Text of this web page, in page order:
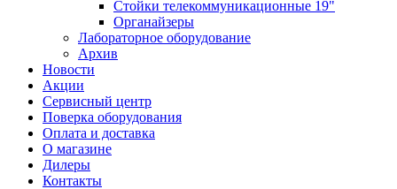
Стойки телекоммуникационные 19"
Органайзеры
Лабораторное оборудование
Архив
Новости
Акции
Сервисный центр
Поверка оборудования
Оплата и доставка
О магазине
Дилеры
Контакты